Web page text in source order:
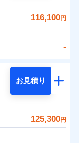
116,100円
-
めポイント
お見積り
125,300円